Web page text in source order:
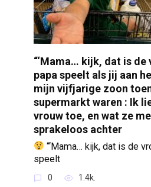
“‘Mama… kijk, dat is de
papa speelt als jij aan
mijn vijfjarige zoon
supermarkt waren : Ik
vrouw toe, en wat ze
sprakeloos achter
“‘Mama… kijk, dat is de
speelt
0 1.4k.